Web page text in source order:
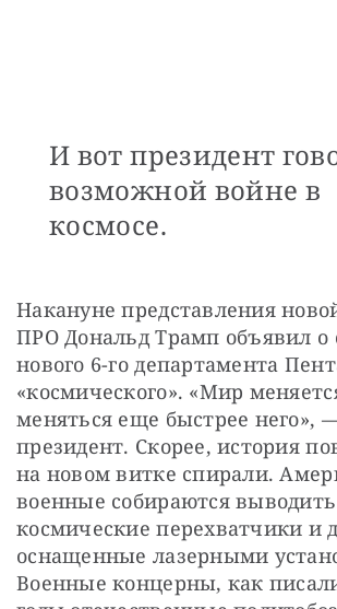
И вот президент
возможной войне в
космосе.
Накануне представления
ПРО Дональд Трамп объявил о
нового 6-го департамента
«космического». «Мир
меняться еще быстрее него»,
президент. Скорее, история
на новом витке спирали.
военные собираются
космические перехватчики и
оснащенные лазерными
Военные концерны, как